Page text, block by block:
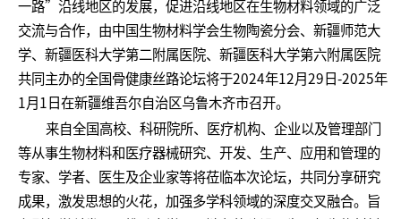
一路”沿线地区的发展，促进沿线地区在生物材料领域的广泛
交流与合作，由中国生物材料学会生物陶瓷分会、新疆师范大
学、新疆医科大学第二附属医院、新疆医科大学第六附属医院
共同主办的全国骨健康丝路论坛将于2024年12月29日-2025年
1月1日在新疆维吾尔自治区乌鲁木齐市召开。
来自全国高校、科研院所、医疗机构、企业以及管理部门
等从事生物材料和医疗器械研究、开发、生产、应用和管理的
专家、学者、医生及企业家等将莅临本次论坛，共同分享研究
成果，激发思想的火花，加强多学科领域的深度交叉融合。旨